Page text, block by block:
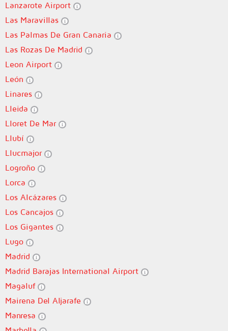
Lanzarote Airport
Las Maravillas
Las Palmas De Gran Canaria
Las Rozas De Madrid
Leon Airport
León
Linares
Lleida
Lloret De Mar
Llubí
Llucmajor
Logroño
Lorca
Los Alcázares
Los Cancajos
Los Gigantes
Lugo
Madrid
Madrid Barajas International Airport
Magaluf
Mairena Del Aljarafe
Manresa